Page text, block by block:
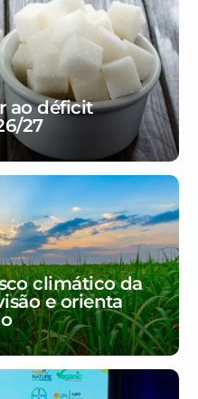
ao déficit
27
climático da
e orienta